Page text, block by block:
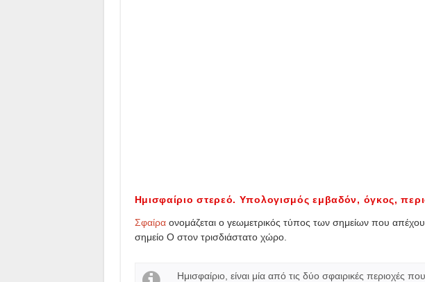
Ημισφαίριο στερεό. Υπολογισμός εμβαδόν, όγκος,
Σφαίραονομάζεται ο γεωμετρικός τύπος των σημείων που
σημείο Ο στον τρισδιάστατο χώρο.
Ημισφαίριο, είναι μία από τις δύο σφαιρικές περιοχές